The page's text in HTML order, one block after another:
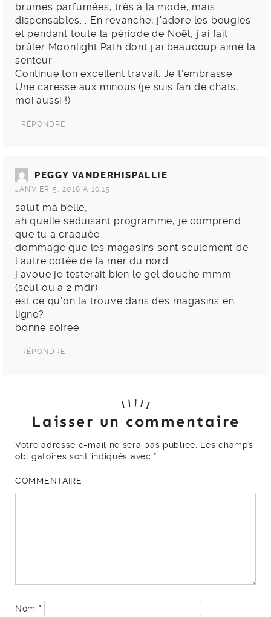
brumes parfumées, très à la mode, mais
dispensables. . En revanche, j’adore les bougies
et pendant toute la période de Noël, j’ai fait
brûler Moonlight Path dont j’ai beaucoup aimé la
senteur.
Continue ton excellent travail. Je t’embrasse.
Une caresse aux minous (je suis fan de chats,
moi aussi !)
RÉPONDRE
PEGGY VANDERHISPALLIE
JANVIER 5, 2016 À 10:15
salut ma belle,
ah quelle seduisant programme, je comprend
que tu a craquée
dommage que les magasins sont seulement de
l’autre cotée de la mer du nord…
j’avoue je testerait bien le gel douche mmm
(seul ou a 2 mdr)
est ce qu’on la trouve dans des magasins en
ligne?
bonne soirée
RÉPONDRE
Laisser un commentaire
Votre adresse e-mail ne sera pas publiée.
Les champs
obligatoires sont indiqués avec *
COMMENTAIRE
Nom *